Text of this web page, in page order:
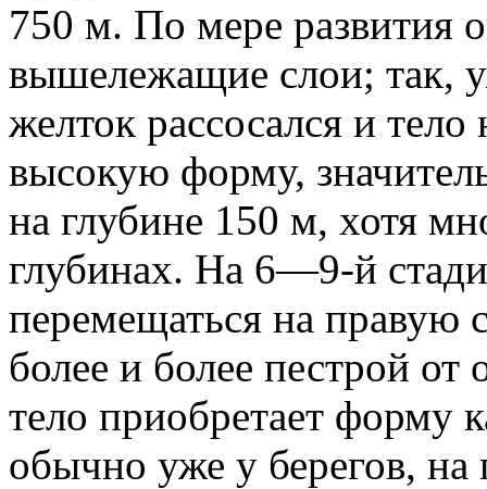
750 м. По мере развития
вышележащие слои; так,
желток рассосался и
высокую форму,
на глубине 150 м, хотя
глубинах. На 6—9-й
перемещаться на правую
более и более пестрой от
тело приобретает форму
обычно уже у берегов,